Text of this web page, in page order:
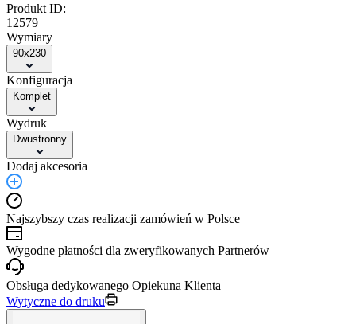
Produkt ID:
12579
Wymiary
90x230
Konfiguracja
Komplet
Wydruk
Dwustronny
Dodaj akcesoria
Najszybszy czas realizacji zamówień w Polsce
Wygodne płatności dla zweryfikowanych Partnerów
Obsługa dedykowanego Opiekuna Klienta
Wytyczne do druku